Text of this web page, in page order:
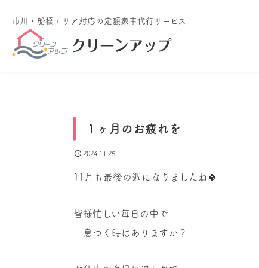
市川・船橋エリア対応 の定額家事代行サービス
１ヶ月のお疲れを
2024.11.25
11月も最後の週になりましたね🍀
皆様忙しい毎日の中で
一息つく時はありますか？